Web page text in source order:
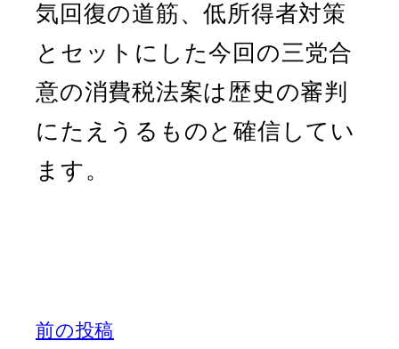
気回復の道筋、低所得者対策
とセットにした今回の三党合
意の消費税法案は歴史の審判
にたえうるものと確信してい
ます。
前の投稿